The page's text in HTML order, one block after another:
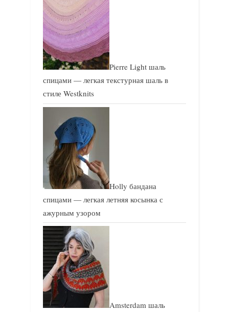
Pierre Light шаль
спицами — легкая текстурная шаль в
стиле Westknits
Holly бандана
спицами — легкая летняя косынка с
ажурным узором
Amsterdam шаль